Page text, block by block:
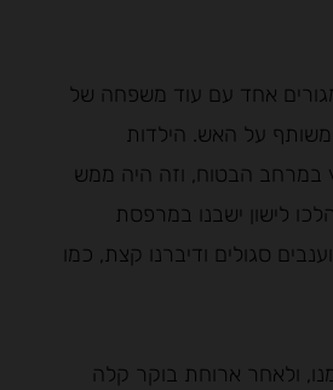
מגורים אחד עם עוד משפחה של
על האש. הילדות
במרחב הבטוח, וזה היה ממש
לישון ישבנו במרפסת
סגולים ודיברנו קצת, כמו
ולאחר ארוחת בוקר קלה